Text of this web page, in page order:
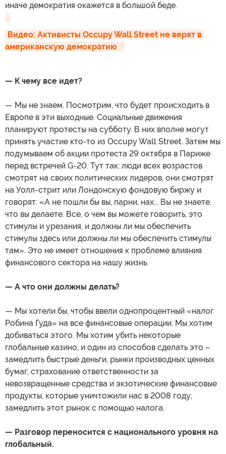
иначе демократия окажется в большой беде.
Видео: Активисты Occupy Wall Street не верят в
американскую демократию
— К чему все идет?
— Мы не знаем. Посмотрим, что будет происходить в
Европе в эти выходные. Социальные движения
планируют протесты на субботу. В них вполне могут
принять участие кто-то из Occupy Wall Street. Затем мы
подумываем об акции протеста 29 октября в Париже
перед встречей G-20. Тут так: люди всех возрастов
смотрят на своих политических лидеров, они смотрят
на Уолл-стрит или Лондонскую фондовую биржу и
говорят: «А не пошли бы вы, парни, нах... Вы не знаете,
что вы делаете. Все, о чем вы можете говорить, это
стимулы и урезания, и должны ли мы обеспечить
стимулы здесь или должны ли мы обеспечить стимулы
там». Это не имеет отношения к проблеме влияния
финансового сектора на нашу жизнь.
— А что они должны делать?
— Мы хотели бы, чтобы ввели однопроцентный «налог
Робина Гуда» на все финансовые операции. Мы хотим
добиваться этого. Мы хотим убить некоторые
глобальные казино, и один из способов сделать это –
замедлить быстрые деньги, рынки производных ценных
бумаг, страхование ответственности за
невозвращенные средства и экзотические финансовые
продукты, которые уничтожили нас в 2008 году;
замедлить этот рынок с помощью налога.
— Разговор переносится с национального уровня на
глобальный.